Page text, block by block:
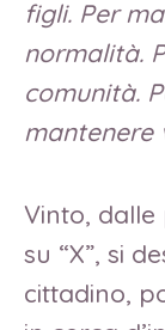
figli. Per
normalità.
comunità.
mantenere
Vinto,
su “X”, si
cittadino,